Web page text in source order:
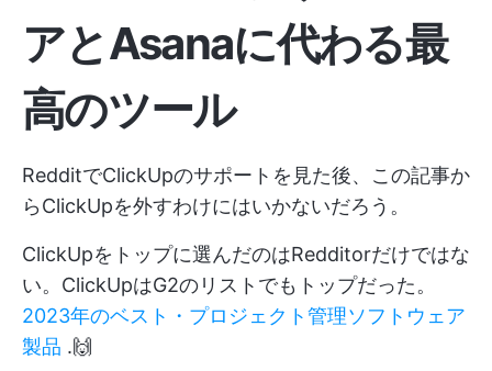
アとAsanaに代わる最
高のツール
RedditでClickUpのサポートを見た後、この記事か
らClickUpを外すわけにはいかないだろう。
ClickUpをトップに選んだのはRedditorだけではな
い。ClickUpはG2のリストでもトップだった。
2023年のベスト・プロジェクト管理ソフトウェア
製品 .🙌